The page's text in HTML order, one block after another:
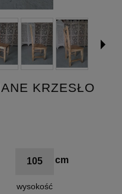
KRZESŁO
105
wysokość